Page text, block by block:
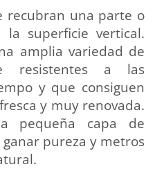
recubran una parte o
superficie vertical.
amplia variedad de
resistentes a las
y que consiguen
y muy renovada.
pequeña capa de
pureza y metros